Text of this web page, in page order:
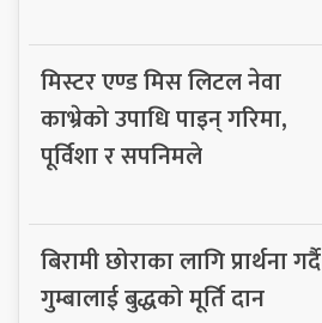
मिस्टर एण्ड मिस लिटल नेवा
काभ्रेको उपाधि पाइन् गरिमा,
पूर्विशा र सपनिमले
बिरामी छोराका लागि प्रार्थना गर्दै
गुम्बालाई बुद्धको मूर्ति दान